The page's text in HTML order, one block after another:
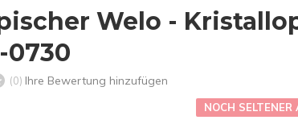
Welo -
0730
(0) Ihre Bewertung hinzufügen
NOCH